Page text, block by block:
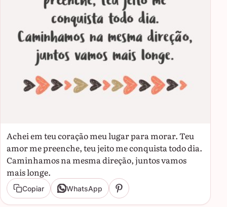
Achei em teu coração meu lugar para morar. Teu
amor me preenche, teu jeito me conquista todo dia.
Caminhamos na mesma direção, juntos vamos
mais longe.
Copiar WhatsApp